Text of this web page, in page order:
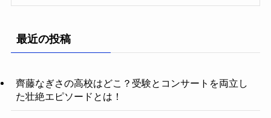
最近の投稿
齊藤なぎさの高校はどこ？受験とコンサートを両立し
た壮絶エピソードとは！